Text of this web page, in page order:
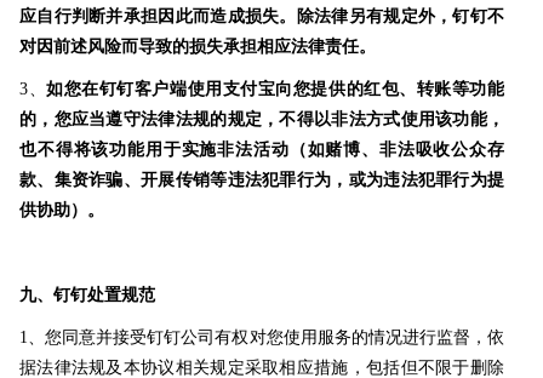
应自行判断并承担因此而造成损失。除法律另有规定外，钉钉不
对因前述风险而导致的损失承担相应法律责任。
3、如您在钉钉客户端使用支付宝向您提供的红包、转账等功能
的，您应当遵守法律法规的规定，不得以非法方式使用该功能，
也不得将该功能用于实施非法活动（如赌博、非法吸收公众存
款、集资诈骗、开展传销等违法犯罪行为，或为违法犯罪行为提
供协助）。
九、钉钉处置规范
1、您同意并接受钉钉公司有权对您使用服务的情况进行监督，依
据法律法规及本协议相关规定采取相应措施，包括但不限于删除